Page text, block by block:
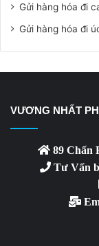
Gửi hàng hóa đi
Gửi hàng hóa đi
VƯƠNG NHẤT
89 Chấn
Tư Vấn